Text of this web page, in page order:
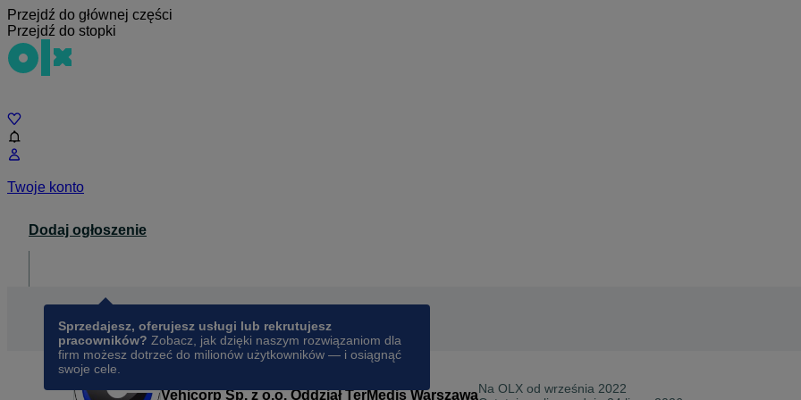
Przejdź do głównej części
Przejdź do stopki
Twoje konto
Dodaj ogłoszenie
Sprzedajesz, oferujesz usługi lub rekrutujesz
pracowników? Zobacz, jak dzięki naszym rozwiązaniom dla
firm możesz dotrzeć do milionów użytkowników — i osiągnąć
swoje cele.
Vehicorp Sp. z o.o. Oddział TerMedis WarszawaNa OLX od września 2022